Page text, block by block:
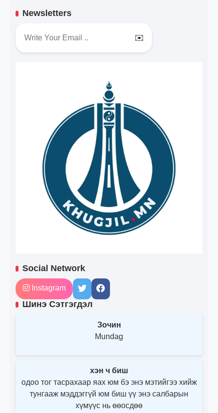
Newsletters
✉️
Social Network
Instagram
Шинэ Сэтгэгдэл
Зочин
Mundag
хэн ч биш
одоо тог тасрахаар яах юм бэ энэ мэтийгээ хийж
тунгааж мэддэггүй юм биш үү энэ салбарын
хүмүүс нь өөосдөө